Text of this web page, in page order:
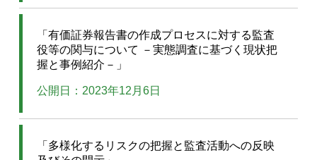
「有価証券報告書の作成プロセスに対する監査
役等の関与について －実態調査に基づく現状把
握と事例紹介－」
公開日：2023年12月6日
「多様化するリスクの把握と監査活動への反映